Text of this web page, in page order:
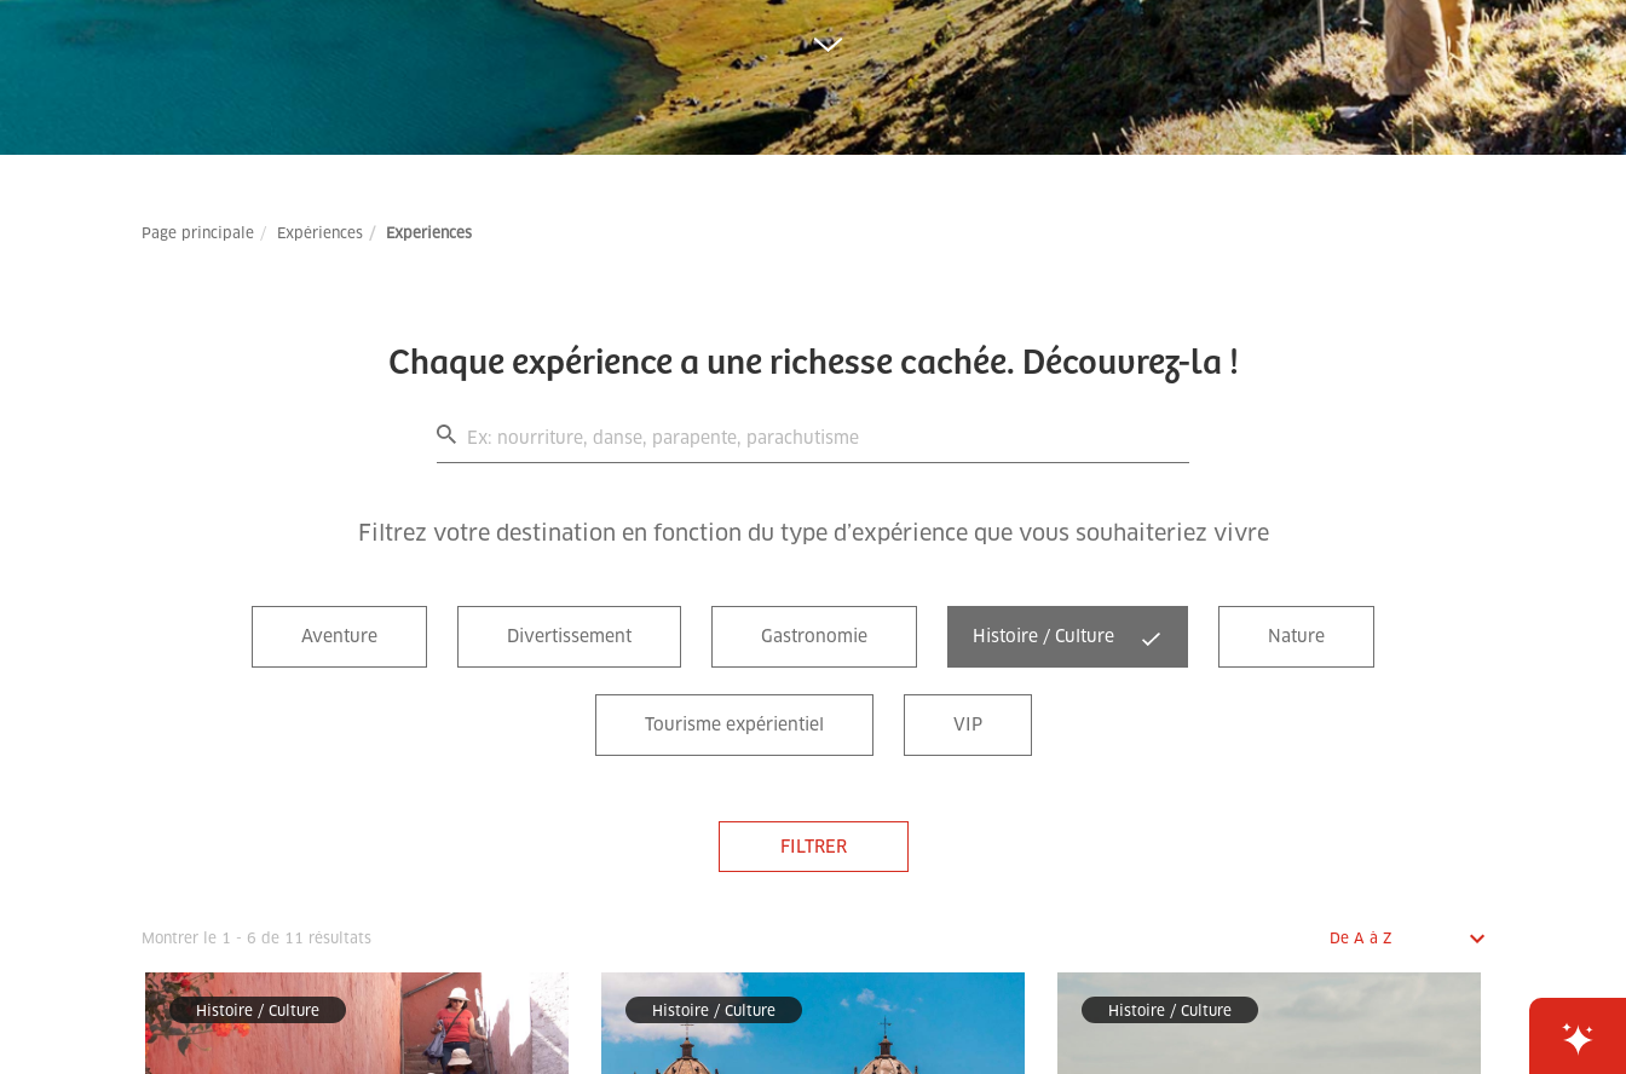
Page principale Expériences Experiences
Chaque expérience a une richesse cachée. Découvrez-la !
Filtrez votre destination en fonction du type d’expérience que vous souhaiteriez vivre
Aventure Divertissement Gastronomie Histoire / Culture Nature
Tourisme expérientiel VIP
FILTRER
Montrer le 1 - 6 de 11 résultats
Histoire / Culture Histoire / Culture Histoire / Culture